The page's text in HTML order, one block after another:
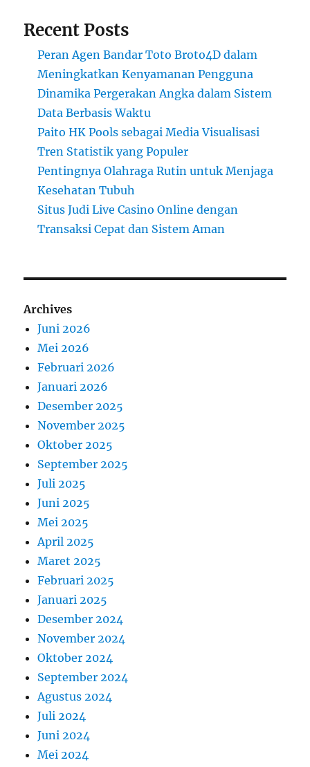
Recent Posts
Peran Agen Bandar Toto Broto4D dalam
Meningkatkan Kenyamanan Pengguna
Dinamika Pergerakan Angka dalam Sistem
Data Berbasis Waktu
Paito HK Pools sebagai Media Visualisasi
Tren Statistik yang Populer
Pentingnya Olahraga Rutin untuk Menjaga
Kesehatan Tubuh
Situs Judi Live Casino Online dengan
Transaksi Cepat dan Sistem Aman
Archives
Juni 2026
Mei 2026
Februari 2026
Januari 2026
Desember 2025
November 2025
Oktober 2025
September 2025
Juli 2025
Juni 2025
Mei 2025
April 2025
Maret 2025
Februari 2025
Januari 2025
Desember 2024
November 2024
Oktober 2024
September 2024
Agustus 2024
Juli 2024
Juni 2024
Mei 2024